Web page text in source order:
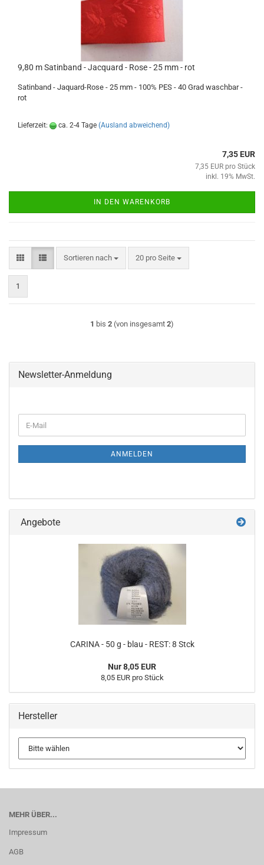
9,80 m Satinband - Jacquard - Rose - 25 mm - rot
Satinband - Jaquard-Rose - 25 mm - 100% PES - 40 Grad waschbar -
rot
Lieferzeit: ca. 2-4 Tage (Ausland abweichend)
7,35 EUR
7,35 EUR pro Stück
inkl. 19% MwSt.
IN DEN WARENKORB
Sortieren nach
Sortieren nach 20 pro Seite
pro Seite
1
1 bis 2 (von insgesamt 2)
Newsletter-Anmeldung
ZUR
E-
Mail
ANMELDEN
Angebote
CARINA - 50 g - blau - REST: 8 Stck
Nur 8,05 EUR
8,05 EUR pro Stück
Hersteller
MEHR ÜBER...
Impressum
AGB